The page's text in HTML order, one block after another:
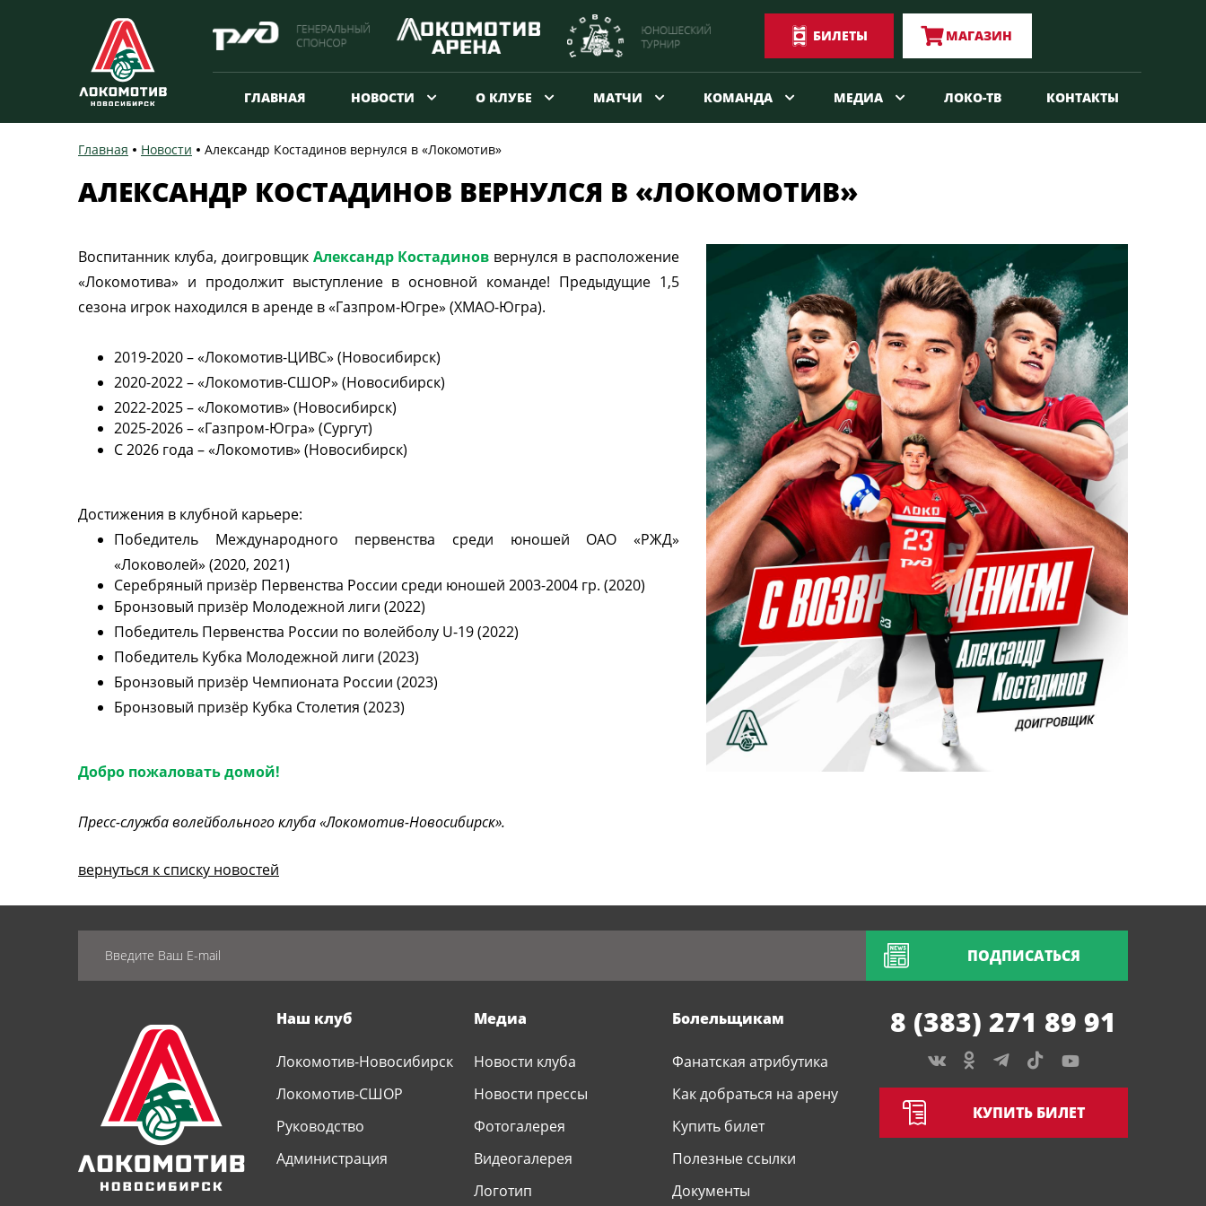
БИЛЕТЫ МАГАЗИН
ГЛАВНАЯ НОВОСТИ О КЛУБЕ МАТЧИ КОМАНДА МЕДИА ЛОКО-ТВ КОНТАКТЫ
Главная Новости Александр Костадинов вернулся в «Локомотив»
АЛЕКСАНДР КОСТАДИНОВ ВЕРНУЛСЯ В «ЛОКОМОТИВ»
Воспитанник клуба, доигровщик Александр Костадинов вернулся в расположение
«Локомотива» и продолжит выступление в основной команде! Предыдущие 1,5
сезона игрок находился в аренде в «Газпром-Югре» (ХМАО-Югра).
2019-2020 – «Локомотив-ЦИВС» (Новосибирск)
2020-2022 – «Локомотив-СШОР» (Новосибирск)
2022-2025 – «Локомотив» (Новосибирск)
2025-2026 – «Газпром-Югра» (Сургут)
С 2026 года – «Локомотив» (Новосибирск)
Достижения в клубной карьере:
Победитель Международного первенства среди юношей ОАО «РЖД»
«Локоволей» (2020, 2021)
Серебряный призёр Первенства России среди юношей 2003-2004 гр. (2020)
Бронзовый призёр Молодежной лиги (2022)
Победитель Первенства России по волейболу U-19 (2022)
Победитель Кубка Молодежной лиги (2023)
Бронзовый призёр Чемпионата России (2023)
Бронзовый призёр Кубка Столетия (2023)
Добро пожаловать домой!
Пресс-служба волейбольного клуба «Локомотив-Новосибирск».
вернуться к списку новостей
ПОДПИСАТЬСЯ
Наш клуб
Локомотив-Новосибирск
Локомотив-СШОР
Руководство
Администрация
Медиа
Новости клуба
Новости прессы
Фотогалерея
Видеогалерея
Логотип
Болельщикам
Фанатская атрибутика
Как добраться на арену
Купить билет
Полезные ссылки
Документы
8 (383) 271 89 91
КУПИТЬ БИЛЕТ